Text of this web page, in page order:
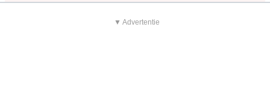
▼ Advertentie